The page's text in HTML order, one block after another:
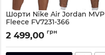
Шорти Nike Air Jordan MVP
Fleece FV7231-366
Артикул: FV7231-366-S
2 499,00 грн